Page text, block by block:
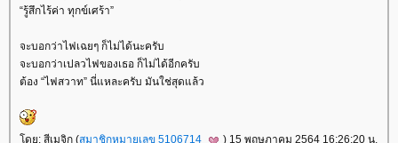
“รู้สึกไร้ค่า ทุกข์เศร้า”
จะบอกว่าไฟเฉยๆ ก็ไม่ได้นะครับ
จะบอกว่าเปลวไฟของเธอ ก็ไม่ได้อีกครับ
ต้อง “ไฟสวาท” นี่แหละครับ มันใช่สุดแล้ว
ดย: สีเมจิก (สมาชิกหมายเลข 5106714 ) 15 พฤษภาคม 2564 16:26:20 น.